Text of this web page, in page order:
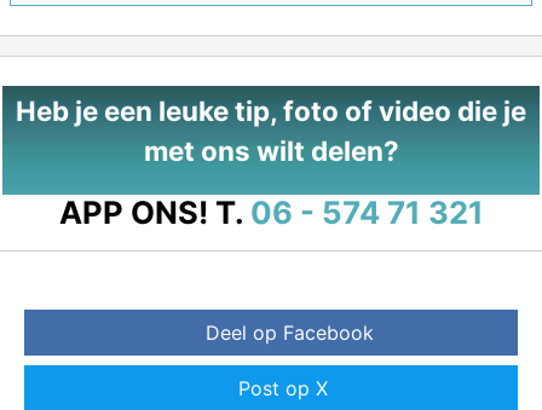
Heb je een leuke tip, foto of video die je
met ons wilt delen?
APP ONS! T. 06 - 574 71 321
Deel op Facebook
Post op X